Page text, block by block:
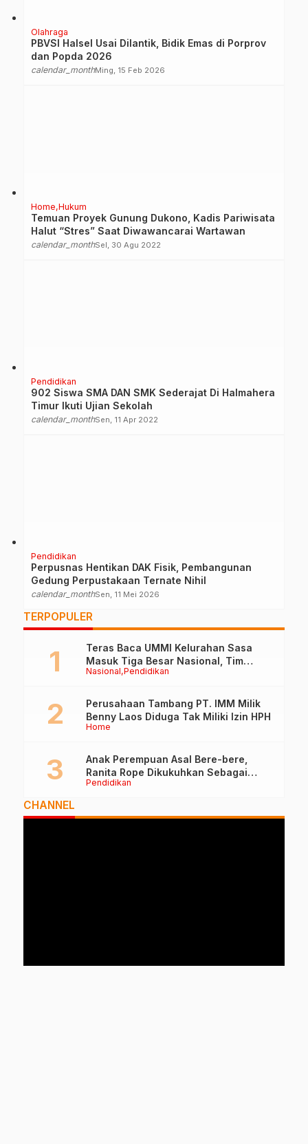
Olahraga
PBVSI Halsel Usai Dilantik, Bidik Emas di Porprov
dan Popda 2026
calendar_monthMing, 15 Feb 2026
Home Hukum
Temuan Proyek Gunung Dukono, Kadis Pariwisata
Halut “Stres” Saat Diwawancarai Wartawan
calendar_monthSel, 30 Agu 2022
Pendidikan
902 Siswa SMA DAN SMK Sederajat Di Halmahera
Timur Ikuti Ujian Sekolah
calendar_monthSen, 11 Apr 2022
Pendidikan
Perpusnas Hentikan DAK Fisik, Pembangunan
Gedung Perpustakaan Ternate Nihil
calendar_monthSen, 11 Mei 2026
TERPOPULER
Nasional Pendidikan
Teras Baca UMMI Kelurahan Sasa
Masuk Tiga Besar Nasional, Tim
Penilai Lakukan Visitasi di Ternate
Home
Perusahaan Tambang PT. IMM Milik
Benny Laos Diduga Tak Miliki Izin HPH
Pendidikan
Anak Perempuan Asal Bere-bere,
Ranita Rope Dikukuhkan Sebagai
Guru Besar dan Rektor Ummu
CHANNEL